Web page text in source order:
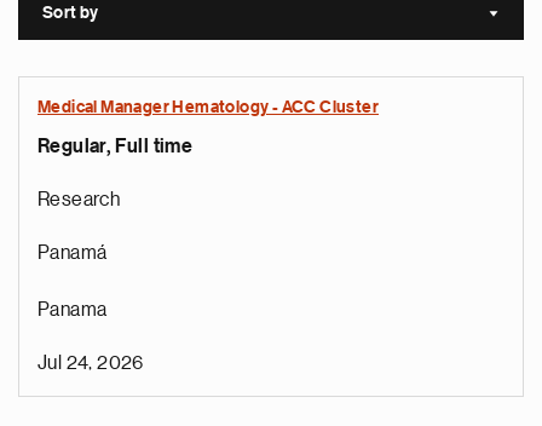
Sort by Sort
Medical Manager Hematology - ACC Cluster
Regular, Full time
Research
Panamá
Panama
Jul 24, 2026